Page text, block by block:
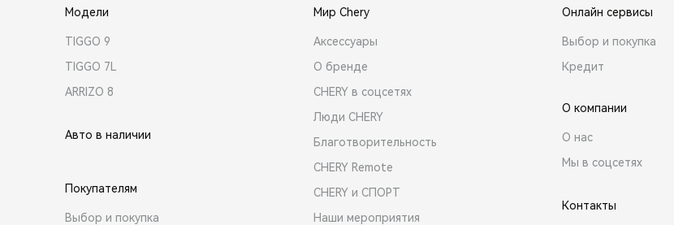
Модели
TIGGO 9
TIGGO 7L
ARRIZO 8
Авто в наличии
Покупателям
Выбор и покупка
Мир Chery
Аксессуары
О бренде
CHERY в соцсетях
Люди CHERY
Благотворительность
CHERY Remote
CHERY и СПОРТ
Наши мероприятия
Онлайн сервисы
Выбор и покупка
Кредит
О компании
О нас
Мы в соцсетях
Контакты